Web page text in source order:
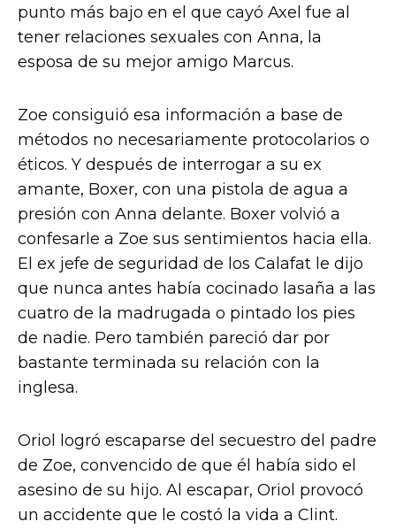
punto más bajo en el que cayó Axel fue al
tener relaciones sexuales con Anna, la
esposa de su mejor amigo Marcus.
Zoe consiguió esa información a base de
métodos no necesariamente protocolarios o
éticos. Y después de interrogar a su ex
amante, Boxer, con una pistola de agua a
presión con Anna delante. Boxer volvió a
confesarle a Zoe sus sentimientos hacia ella.
El ex jefe de seguridad de los Calafat le dijo
que nunca antes había cocinado lasaña a las
cuatro de la madrugada o pintado los pies
de nadie. Pero también pareció dar por
bastante terminada su relación con la
inglesa.
Oriol logró escaparse del secuestro del padre
de Zoe, convencido de que él había sido el
asesino de su hijo. Al escapar, Oriol provocó
un accidente que le costó la vida a Clint.